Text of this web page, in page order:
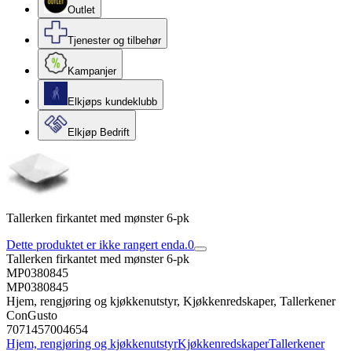
Outlet
Tjenester og tilbehør
Kampanjer
Elkjøps kundeklubb
Elkjøp Bedrift
Tallerken firkantet med mønster 6-pk
Dette produktet er ikke rangert enda.0
Tallerken firkantet med mønster 6-pk
MP0380845
MP0380845
Hjem, rengjøring og kjøkkenutstyr, Kjøkkenredskaper, Tallerkener
ConGusto
7071457004654
Hjem, rengjøring og kjøkkenutstyrKjøkkenredskaperTallerkener